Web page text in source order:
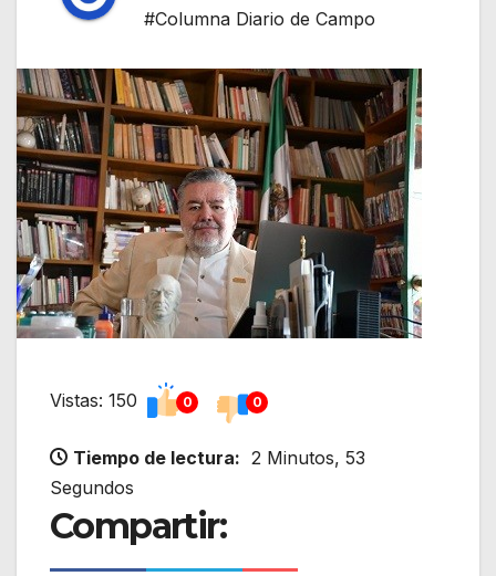
#Columna Diario de Campo
Vistas: 150 0 0
Tiempo de lectura: 2 Minutos, 53
Segundos
Compartir: